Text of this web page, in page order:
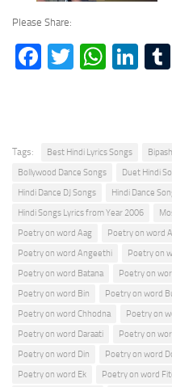
Please Share:
Facebook
Twitter
Tags: Best Hindi Lyrics Songs
Bollywood Dance Songs
Duet Hindi
Hindi Dance DJ Songs
Hindi Dance
Hindi Songs Lyrics from Year 2006
Poetry on word Aag
Poetry on word
Poetry on word Angeethi
Poetry on
Poetry on word Batana
Poetry on
Poetry on word Bin
Poetry on word
Poetry on word Chhodna
Poetry on
Poetry on word Daraati
Poetry on
Poetry on word Din
Poetry on word
Poetry on word Ek
Poetry on word